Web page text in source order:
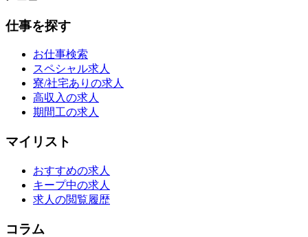
仕事を探す
お仕事検索
スペシャル求人
寮/社宅ありの求人
高収入の求人
期間工の求人
マイリスト
おすすめの求人
キープ中の求人
求人の閲覧履歴
コラム